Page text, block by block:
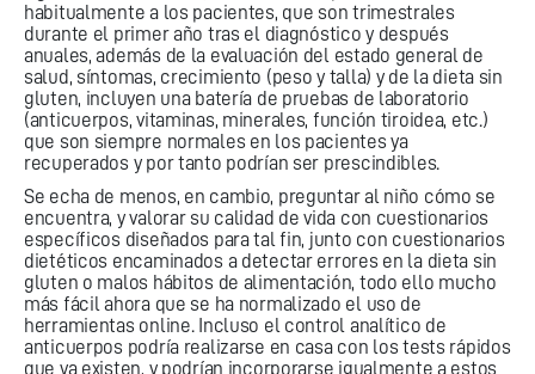
habitualmente a los pacientes, que son trimestrales
durante el primer año tras el diagnóstico y después
anuales, además de la evaluación del estado general de
salud, síntomas, crecimiento (peso y talla) y de la dieta sin
gluten, incluyen una batería de pruebas de laboratorio
(anticuerpos, vitaminas, minerales, función tiroidea, etc.)
que son siempre normales en los pacientes ya
recuperados y por tanto podrían ser prescindibles.
Se echa de menos, en cambio, preguntar al niño cómo se
encuentra, y valorar su calidad de vida con cuestionarios
específicos diseñados para tal fin, junto con cuestionarios
dietéticos encaminados a detectar errores en la dieta sin
gluten o malos hábitos de alimentación, todo ello mucho
más fácil ahora que se ha normalizado el uso de
herramientas online. Incluso el control analítico de
anticuerpos podría realizarse en casa con los tests rápidos
que ya existen, y podrían incorporarse igualmente a estos